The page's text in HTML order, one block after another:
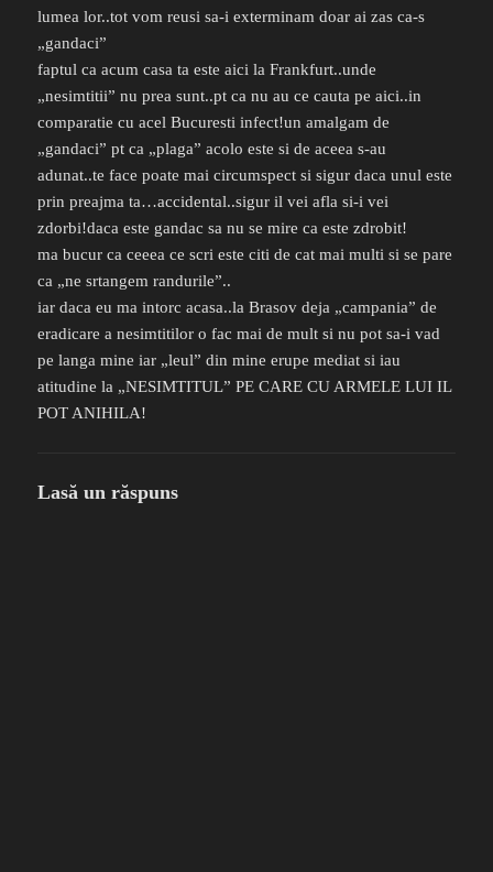
lumea lor..tot vom reusi sa-i exterminam doar ai zas ca-s
„gandaci”
faptul ca acum casa ta este aici la Frankfurt..unde
„nesimtitii” nu prea sunt..pt ca nu au ce cauta pe aici..in
comparatie cu acel Bucuresti infect!un amalgam de
„gandaci” pt ca „plaga” acolo este si de aceea s-au
adunat..te face poate mai circumspect si sigur daca unul este
prin preajma ta…accidental..sigur il vei afla si-i vei
zdorbi!daca este gandac sa nu se mire ca este zdrobit!
ma bucur ca ceeea ce scri este citi de cat mai multi si se pare
ca „ne srtangem randurile”..
iar daca eu ma intorc acasa..la Brasov deja „campania” de
eradicare a nesimtitilor o fac mai de mult si nu pot sa-i vad
pe langa mine iar „leul” din mine erupe mediat si iau
atitudine la „NESIMTITUL” PE CARE CU ARMELE LUI IL
POT ANIHILA!
Lasă un răspuns